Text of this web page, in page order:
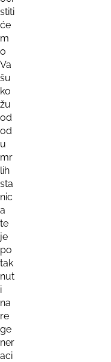
stiti
će
m
o
Va
šu
ko
žu
od
od
u
mr
lih
sta
nic
a
te
je
po
tak
nut
i
na
re
ge
ner
aci